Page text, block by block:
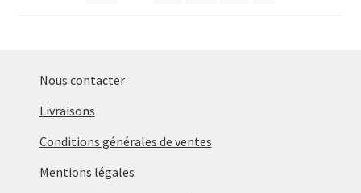
Nous contacter
Livraisons
Conditions générales de ventes
Mentions légales